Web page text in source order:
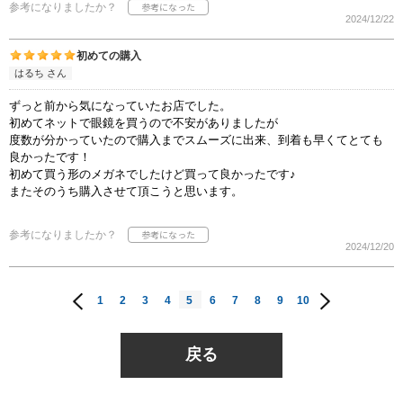
参考になりましたか？
2024/12/22
初めての購入
はるち さん
ずっと前から気になっていたお店でした。
初めてネットで眼鏡を買うので不安がありましたが
度数が分かっていたので購入までスムーズに出来、到着も早くてとても
良かったです！
初めて買う形のメガネでしたけど買って良かったです♪
またそのうち購入させて頂こうと思います。
参考になりましたか？
2024/12/20
1 2 3 4 5 6 7 8 9 10
戻る